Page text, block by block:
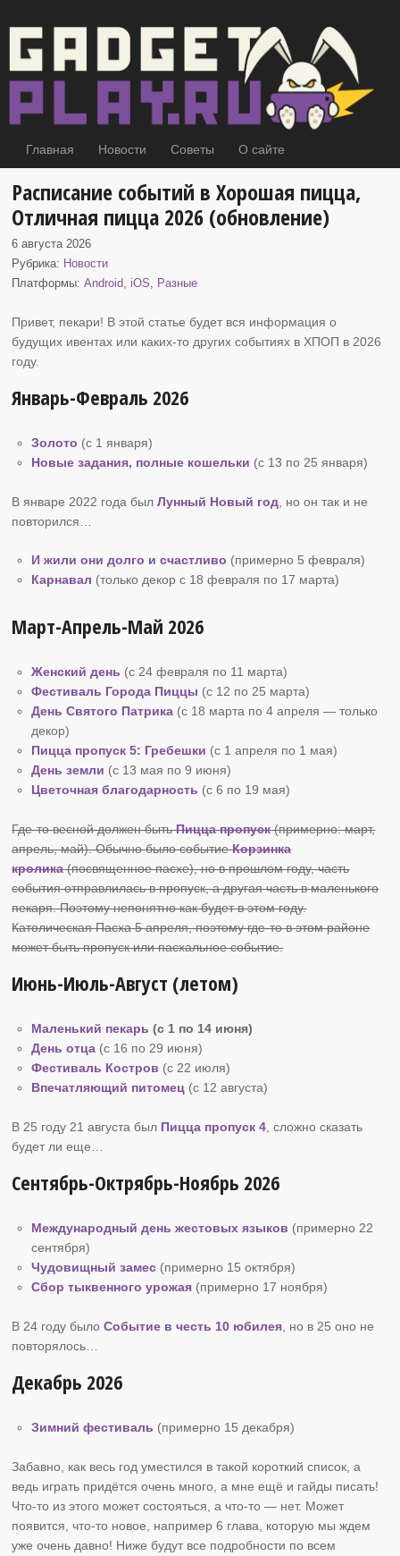
Главная Новости Советы О сайте
Расписание событий в Хорошая пицца,
Отличная пицца 2026 (обновление)
6 августа 2026
Рубрика: Новости
Платформы:Android, iOS, Разные
Привет, пекари! В этой статье будет вся информация о
будущих ивентах или каких-то других событиях в ХПОП в 2026
году.
Январь-Февраль 2026
Золото (с 1 января)
Новые задания, полные кошельки (с 13 по 25 января)
В январе 2022 года былЛунный Новый год , но он так и не
повторился…
И жили они долго и счастливо (примерно 5 февраля)
Карнавал (только декор с 18 февраля по 17 марта)
Март-Апрель-Май 2026
Женский день (с 24 февраля по 11 марта)
Фестиваль Города Пиццы (с 12 по 25 марта)
День Святого Патрика (с 18 марта по 4 апреля — только
декор)
Пицца пропуск 5: Гребешки (с 1 апреля по 1 мая)
День земли (с 13 мая по 9 июня)
Цветочная благодарность (с 6 по 19 мая)
Где-то весной должен бытьПицца пропуск (примерно: март,
апрель, май). Обычно было событиеКорзинка
кролика(посвященное пасхе), но в прошлом году, часть
события отправлилась в пропуск, а другая часть в маленького
пекаря. Поэтому непонятно как будет в этом году.
Католическая Пасха 5 апреля, поэтому где-то в этом районе
может быть пропуск или пасхальное событие.
Июнь-Июль-Август (летом)
Маленький пекарь (с 1 по 14 июня)
День отца (с 16 по 29 июня)
Фестиваль Костров (c 22 июля)
Впечатляющий питомец (c 12 августа)
В 25 году 21 августа был Пицца пропуск 4 , сложно сказать
будет ли еще…
Сентябрь-Октрябрь-Ноябрь 2026
Международный день жестовых языков (примерно 22
сентября)
Чудовищный замес (примерно 15 октября)
Сбор тыквенного урожая (примерно 17 ноября)
В 24 году былоСобытие в честь 10 юбилея , но в 25 оно не
повторялось…
Декабрь 2026
Зимний фестиваль (примерно 15 декабря)
Забавно, как весь год уместился в такой короткий список, а
ведь играть придётся очень много, а мне ещё и гайды писать!
Что-то из этого может состояться, а что-то — нет. Может
появится, что-то новое, например 6 глава, которую мы ждем
уже очень давно! Ниже будут все подробности по всем